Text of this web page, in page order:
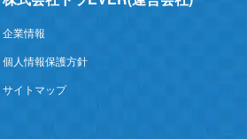
企業情報
個人情報保護方針
サイトマップ